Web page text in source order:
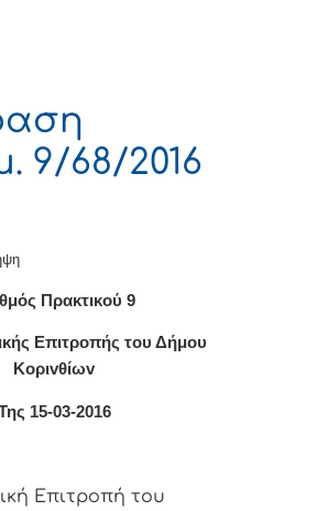
9/68/2016
Πρακτικού 9
Επιτρoπής τoυ Δήμoυ
Κoριvθίωv
15-03-2016
Επιτρoπή τoυ